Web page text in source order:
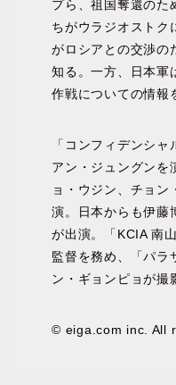
プら、祖国奪還のた
ちがウラジオストク
がロシアとの交渉の
知る。一方、日本軍
作戦についての情報
「コンフィデンシ
アン・ジュングンを
ョ・ウジン、チョン
演。日本からも伊藤
が出演。「KCIA 南
監督を務め、「パ
ン・ギョンピョが撮
© eiga.com inc. All